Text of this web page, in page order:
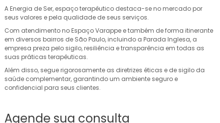
A Energia de Ser, espaço terapêutico destaca-se no mercado por
seus valores e pela qualidade de seus serviços.
Com atendimento no Espaço Varappe e também de forma itinerante
em diversos bairros de São Paulo, incluindo a Parada Inglesa, a
empresa preza pelo sigilo, resiliência e transparência em todas as
suas práticas terapêuticas.
Além disso, segue rigorosamente as diretrizes éticas e de sigilo da
saúde complementar, garantindo um ambiente seguro e
confidencial para seus clientes.
Agende sua consulta